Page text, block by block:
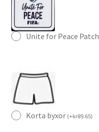
Unite for Peace Patch
Korta byxor (+kr89.65)